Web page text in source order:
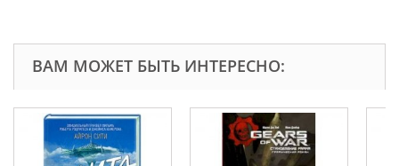
ВАМ МОЖЕТ БЫТЬ ИНТЕРЕСНО: